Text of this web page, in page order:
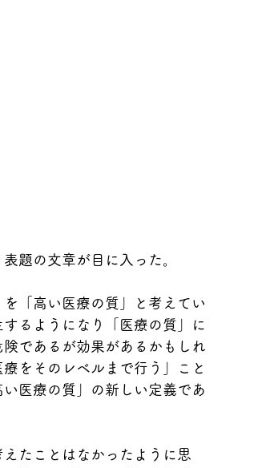
題の文章が目に入った。
「高い医療の質」と考えてい
るようになり「医療の質」に
であるが効果があるかもしれ
をそのレベルまで行う」こと
医療の質」の新しい定義であ
たことはなかったように思